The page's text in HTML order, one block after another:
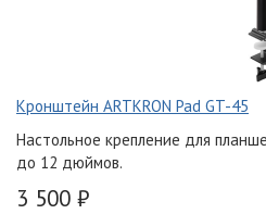
Кронштейн ARTKRON Pad GT-45
Настольное крепление для
до 12 дюймов.
3 500 ₽